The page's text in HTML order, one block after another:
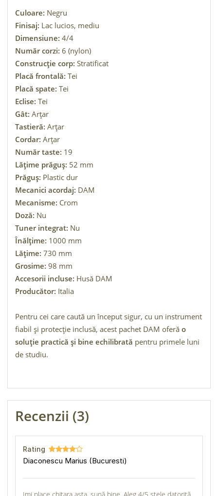
Culoare: Negru
Finisaj: Lac lucios, mediu
Dimensiune: 4/4
Număr corzi: 6 (nylon)
Construcție corp: Stratificat
Placă frontală: Tei
Placă spate: Tei
Eclise: Tei
Gât: Arțar
Tastieră: Arțar
Cordar: Arțar
Număr taste: 19
Lățime prăguș: 52 mm
Prăguș: Plastic dur
Mecanici acordaj: DAM
Mecanisme: Crom
Doză: Nu
Tuner integrat: Nu
Înălțime: 1000 mm
Lățime: 730 mm
Grosime: 98 mm
Accesorii incluse: Husă DAM
Producător: Italia
Pentru cei care caută un început sigur, cu un instrument
fiabil și protecție inclusă, acest pachet DAM oferă o
soluție practică și bine echilibrată pentru primele luni
de studiu.
Recenzii (3)
Rating
Diaconescu Marius (Bucuresti)